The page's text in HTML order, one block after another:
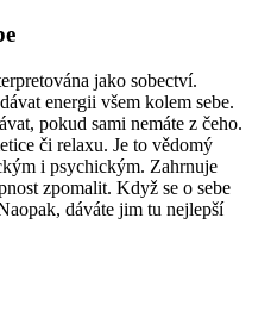
jako sobectví.
energii všem kolem sebe.
pokud sami nemáte z čeho.
či relaxu. Je to vědomý
i psychickým. Zahrnuje
zpomalit. Když se o sebe
dáváte jim tu nejlepší